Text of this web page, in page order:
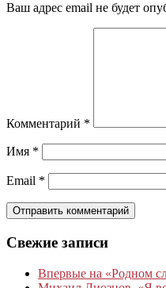
Ваш адрес email не будет
Комментарий *
Имя *
Email *
Свежие записи
Впервые на «Родном